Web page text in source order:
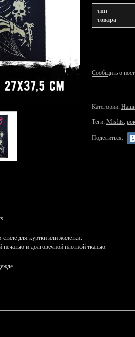
тип
товара
Сообщить о
Категории:
Теги: Misfits,
Поделиться:
для куртки или жилетки.
печатью и долговечной плотной тканью.